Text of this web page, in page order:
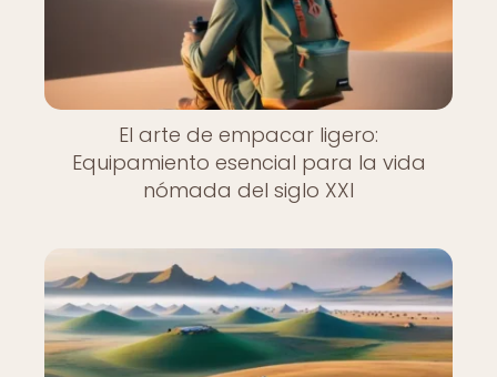
El arte de empacar ligero:
Equipamiento esencial para la vida
nómada del siglo XXI